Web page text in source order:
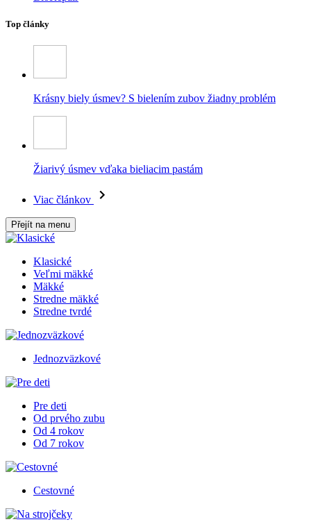
Top články
Krásny biely úsmev? S bielením zubov žiadny problém
Žiarivý úsmev vďaka bieliacim pastám
Viac článkov
Přejít na menu
Klasické
Veľmi mäkké
Mäkké
Stredne mäkké
Stredne tvrdé
Jednozväzkové
Pre deti
Od prvého zubu
Od 4 rokov
Od 7 rokov
Cestovné